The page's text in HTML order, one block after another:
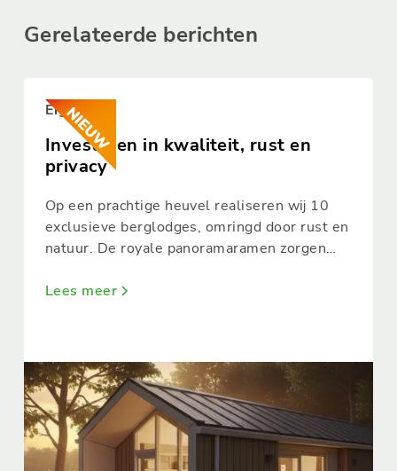
Gerelateerde berichten
Eigenaren
Investeren in kwaliteit, rust en
privacy
Op een prachtige heuvel realiseren wij 10
exclusieve berglodges, omringd door rust en
natuur. De royale panoramaramen zorgen
naadloos overlopen in het ruime terras.
Lees meer